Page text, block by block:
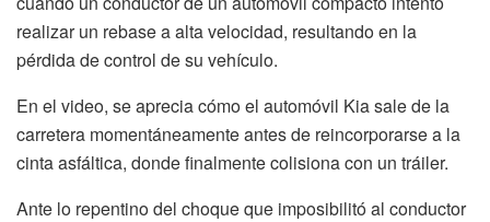
realizar un rebase a alta velocidad, resultando en la
pérdida de control de su vehículo.
En el video, se aprecia cómo el automóvil Kia sale de la
carretera momentáneamente antes de reincorporarse a la
cinta asfáltica, donde finalmente colisiona con un tráiler.
Ante lo repentino del choque que imposibilitó al conductor